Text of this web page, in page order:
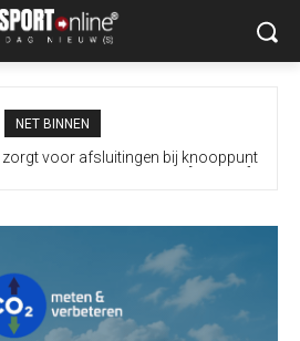
NET BINNEN
voor afsluitingen bij knooppunt